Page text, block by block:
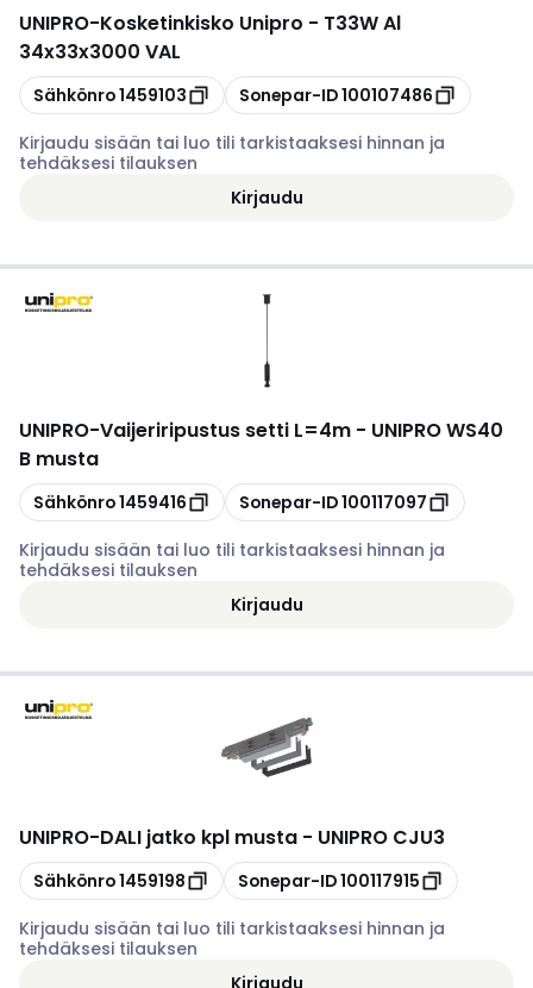
UNIPRO-Kosketinkisko Unipro - T33W Al
34x33x3000 VAL
Kopioi
Sähkönro1459103 Kopioi
Sonepar-ID100107486
Kirjaudu sisään tai luo tili tarkistaaksesi hinnan ja
tehdäksesi tilauksen
Kirjaudu
UNIPRO-Vaijeriripustus setti L=4m - UNIPRO WS40
B musta
Kopioi
Sähkönro1459416 Kopioi
Sonepar-ID100117097
Kirjaudu sisään tai luo tili tarkistaaksesi hinnan ja
tehdäksesi tilauksen
Kirjaudu
UNIPRO-DALI jatko kpl musta - UNIPRO CJU3
Kopioi
Sähkönro1459198 Kopioi
Sonepar-ID100117915
Kirjaudu sisään tai luo tili tarkistaaksesi hinnan ja
tehdäksesi tilauksen
Kirjaudu